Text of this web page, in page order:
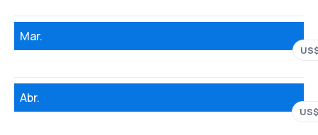
Mar.
Abr.